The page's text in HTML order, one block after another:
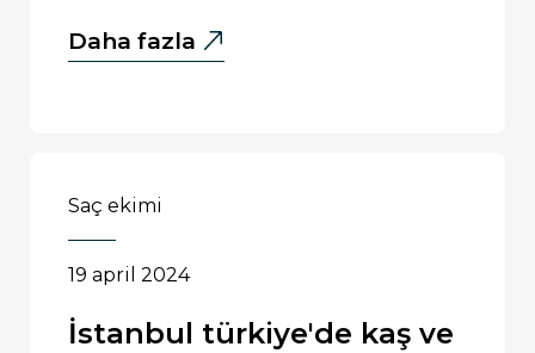
Daha fazla Saç
Ekimi
saç ekimi
19 april 2024
i̇stanbul türkiye'de kaş ve